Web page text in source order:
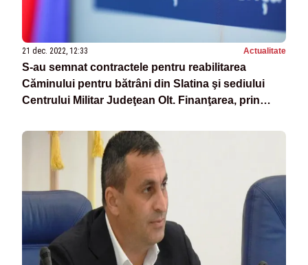
21 dec. 2022, 12:33 Actualitate
S-au semnat contractele pentru reabilitarea
Căminului pentru bătrâni din Slatina şi sediului
Centrului Militar Judeţean Olt. Finanţarea, prin